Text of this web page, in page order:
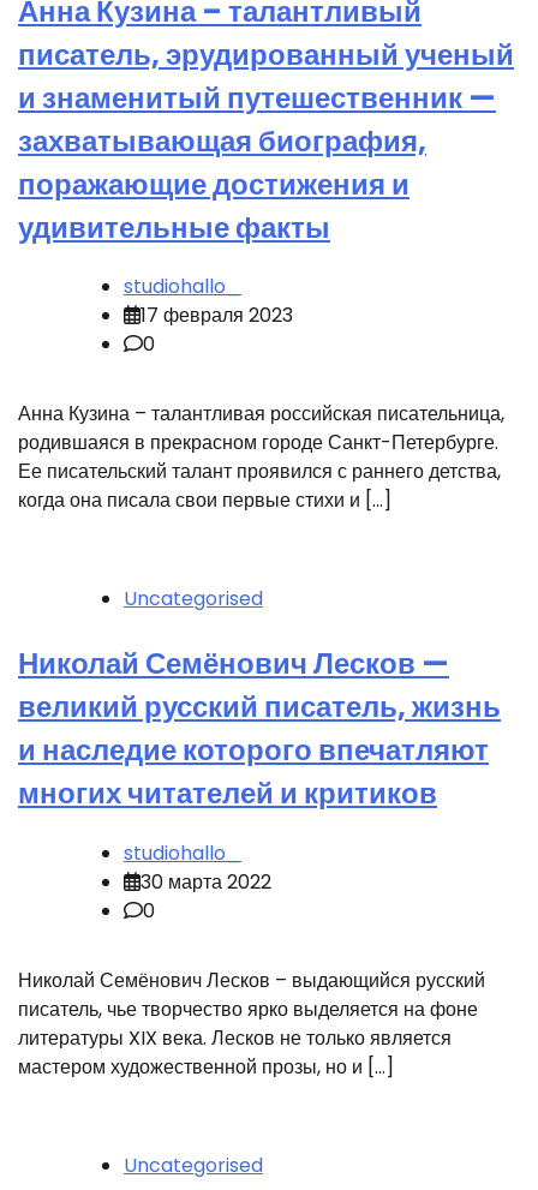
Анна Кузина – талантливый
писатель, эрудированный ученый
и знаменитый путешественник —
захватывающая биография,
поражающие достижения и
удивительные факты
studiohallo_
17 февраля 2023
0
Анна Кузина – талантливая российская писательница,
родившаяся в прекрасном городе Санкт-Петербурге.
Ее писательский талант проявился с раннего детства,
когда она писала свои первые стихи и […]
Uncategorised
Николай Семёнович Лесков —
великий русский писатель, жизнь
и наследие которого впечатляют
многих читателей и критиков
studiohallo_
30 марта 2022
0
Николай Семёнович Лесков – выдающийся русский
писатель, чье творчество ярко выделяется на фоне
литературы XIX века. Лесков не только является
мастером художественной прозы, но и […]
Uncategorised